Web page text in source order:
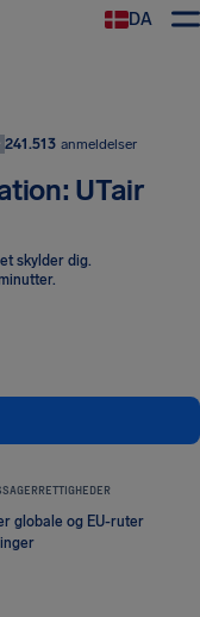
DA
241.513 anmeldelser
UTair
skylder dig.
globale og EU-ruter